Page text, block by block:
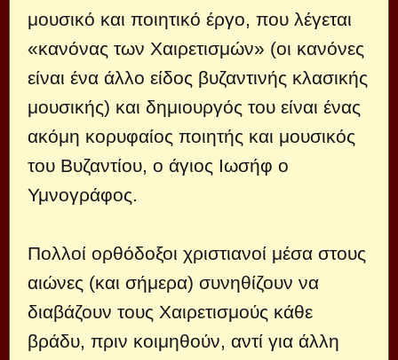
μουσικό και ποιητικό έργο, που λέγεται
«κανόνας των Χαιρετισμών» (οι κανόνες
είναι ένα άλλο είδος βυζαντινής κλασικής
μουσικής) και δημιουργός του είναι ένας
ακόμη κορυφαίος ποιητής και μουσικός
του Βυζαντίου, ο άγιος Ιωσήφ ο
Υμνογράφος.
Πολλοί ορθόδοξοι χριστιανοί μέσα στους
αιώνες (και σήμερα) συνηθίζουν να
διαβάζουν τους Χαιρετισμούς κάθε
βράδυ, πριν κοιμηθούν, αντί για άλλη